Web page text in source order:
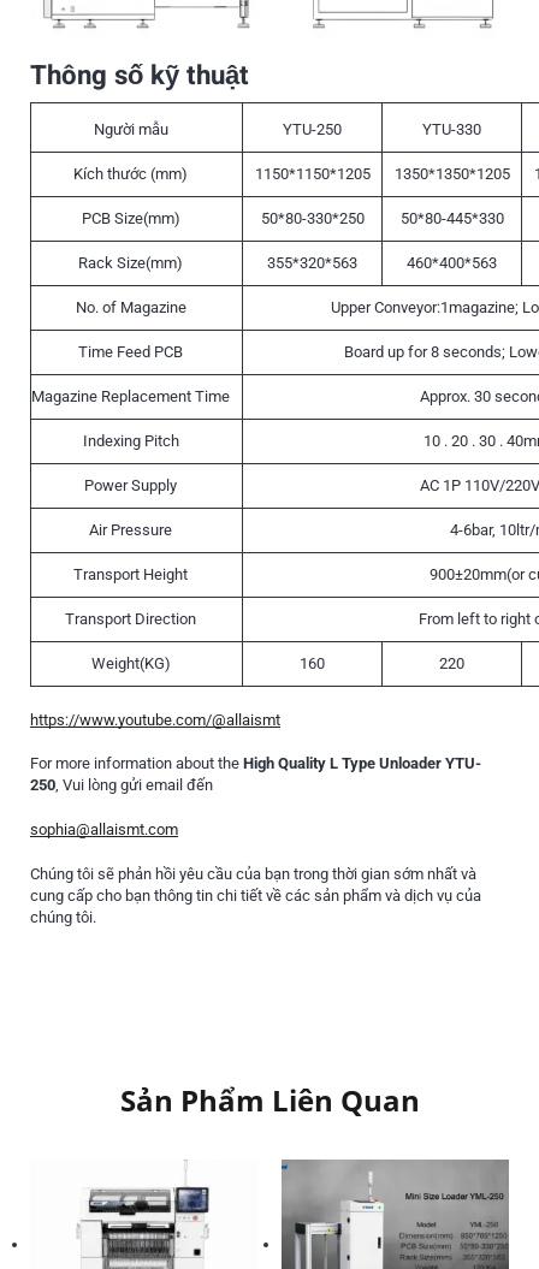
Thông số kỹ thuật
Người mẫu YTU-250 YTU-330
Kích thước (mm) 1150*1150*1205 1350*1350*1205
PCB Size(mm) 50*80-330*250 50*80-445*330
Rack Size(mm) 355*320*563 460*400*563
No. of Magazine Upper Conveyor:1magazine;
Time Feed PCB Board up for 8 seconds;
Magazine Replacement Time Approx. 30
Indexing Pitch 10 . 20 . 30 .
Power Supply AC 1P 110V/
Air Pressure 4-6bar,
Transport Height 900±20mm(or
Transport Direction From left to right
Weight(KG) 160 220
https://www.youtube.com/@allaismt
For more information about the High Quality L Type Unloader YTU-
250, Vui lòng gửi email đến
sophia@allaismt.com
Chúng tôi sẽ phản hồi yêu cầu của bạn trong thời gian sớm nhất và
cung cấp cho bạn thông tin chi tiết về các sản phẩm và dịch vụ của
chúng tôi.
Sản Phẩm Liên Quan